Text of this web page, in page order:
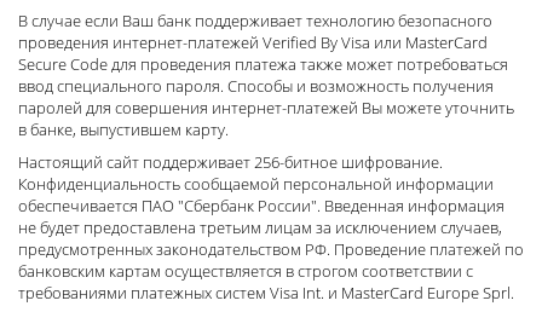
В случае если Ваш банк поддерживает технологию безопасного
проведения интернет-платежей Verified By Visa или MasterCard
Secure Code для проведения платежа также может потребоваться
ввод специального пароля. Способы и возможность получения
паролей для совершения интернет-платежей Вы можете уточнить
в банке, выпустившем карту.
Настоящий сайт поддерживает 256-битное шифрование.
Конфиденциальность сообщаемой персональной информации
обеспечивается ПАО "Сбербанк России". Введенная информация
не будет предоставлена третьим лицам за исключением случаев,
предусмотренных законодательством РФ. Проведение платежей по
банковским картам осуществляется в строгом соответствии с
требованиями платежных систем Visa Int. и MasterCard Europe Sprl.